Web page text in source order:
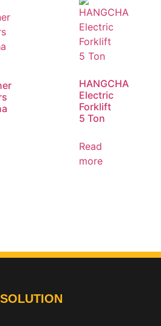
HANGCHA
Electric
Forklift
5 Ton
Read
more